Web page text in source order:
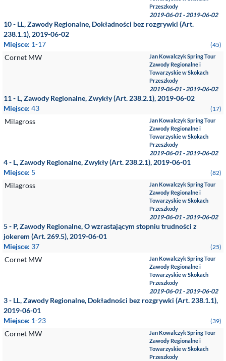
Przeszkody
2019-06-01 - 2019-06-02
10 - LL, Zawody Regionalne, Dokładności bez rozgrywki (Art.
238.1.1), 2019-06-02
Miejsce: 1-17 (45)
Cornet MW
Jan Kowalczyk Spring Tour
Zawody Regionalne i
Towarzyskie w Skokach
Przeszkody
2019-06-01 - 2019-06-02
11 - L, Zawody Regionalne, Zwykły (Art. 238.2.1), 2019-06-02
Miejsce: 43 (17)
Milagross
Jan Kowalczyk Spring Tour
Zawody Regionalne i
Towarzyskie w Skokach
Przeszkody
2019-06-01 - 2019-06-02
4 - L, Zawody Regionalne, Zwykły (Art. 238.2.1), 2019-06-01
Miejsce: 5 (82)
Milagross
Jan Kowalczyk Spring Tour
Zawody Regionalne i
Towarzyskie w Skokach
Przeszkody
2019-06-01 - 2019-06-02
5 - P, Zawody Regionalne, O wzrastającym stopniu trudności z
jokerem (Art. 269.5), 2019-06-01
Miejsce: 37 (25)
Cornet MW
Jan Kowalczyk Spring Tour
Zawody Regionalne i
Towarzyskie w Skokach
Przeszkody
2019-06-01 - 2019-06-02
3 - LL, Zawody Regionalne, Dokładności bez rozgrywki (Art. 238.1.1),
2019-06-01
Miejsce: 1-23 (39)
Cornet MW
Jan Kowalczyk Spring Tour
Zawody Regionalne i
Towarzyskie w Skokach
Przeszkody